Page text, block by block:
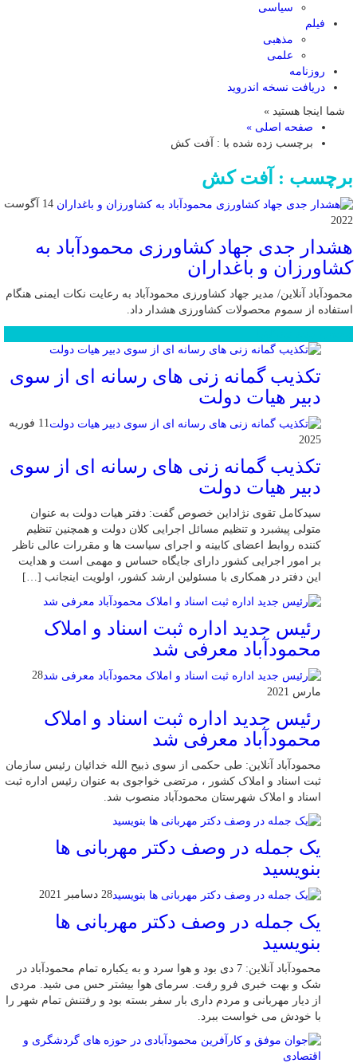
سیاسی
فیلم
مذهبی
علمی
روزنامه
دریافت نسخه اندروید
شما اینجا هستید »
صفحه اصلی »
برچسب زده شده با : آفت کش
برچسب : آفت کش
14 آگوست
2022
هشدار جدی جهاد کشاورزی محمودآباد به
کشاورزان و باغداران
محمودآباد آنلاین/ مدیر جهاد کشاورزی محمودآباد به رعایت نکات ایمنی هنگام
استفاده از سموم محصولات کشاورزی هشدار داد.
تکذیب گمانه زنی های رسانه ای از سوی
دبیر هیات دولت
11 فوریه
2025
تکذیب گمانه زنی های رسانه ای از سوی
دبیر هیات دولت
سیدکامل تقوی نژاداین خصوص گفت: دفتر هیات دولت به عنوان
متولی پیشبرد و تنظیم مسائل اجرایی کلان دولت و همچنین تنظیم
کننده روابط اعضای کابینه و اجرای سیاست ها و مقررات عالی ناظر
بر امور اجرایی کشور دارای جایگاه حساس و مهمی است و هدایت
این دفتر در همکاری با مسئولین ارشد کشور، اولویت اینجانب […]
رئیس جدید اداره ثبت اسناد و املاک
محمودآباد معرفی شد
28
مارس 2021
رئیس جدید اداره ثبت اسناد و املاک
محمودآباد معرفی شد
محمودآباد آنلاین: طی حکمی از سوی ذبیح الله خدائیان رئیس سازمان
ثبت اسناد و املاک کشور ، مرتضی خواجوی به عنوان رئیس اداره ثبت
اسناد و املاک شهرستان محمودآباد منصوب شد.
یک جمله در وصف دکتر مهربانی ها
بنویسید
28 دسامبر 2021
یک جمله در وصف دکتر مهربانی ها
بنویسید
محمودآباد آنلاین: 7 دی بود و هوا سرد و به یکباره تمام محمودآباد در
شک و بهت خبری فرو رفت. سرمای هوا بیشتر حس می شید. مردی
از دیار مهربانی و مردم داری بار سفر بسته بود و رفتنش تمام شهر را
با خودش می خواست ببرد.